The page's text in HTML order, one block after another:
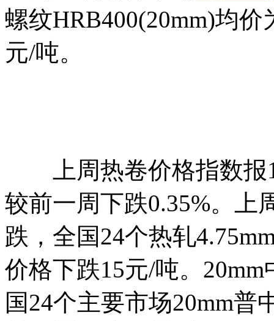
螺纹HRB400(20mm)均
元/吨。
上周热卷价格指数报
较前一周下跌0.35%。上
跌，全国24个热轧
价格下跌15元/吨。
国24个主要市场20mm普